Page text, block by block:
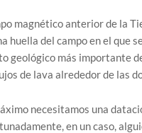
magnético anterior de la
huella del campo en el que
geológico más importante
de lava alrededor de las
necesitamos una
en un caso,